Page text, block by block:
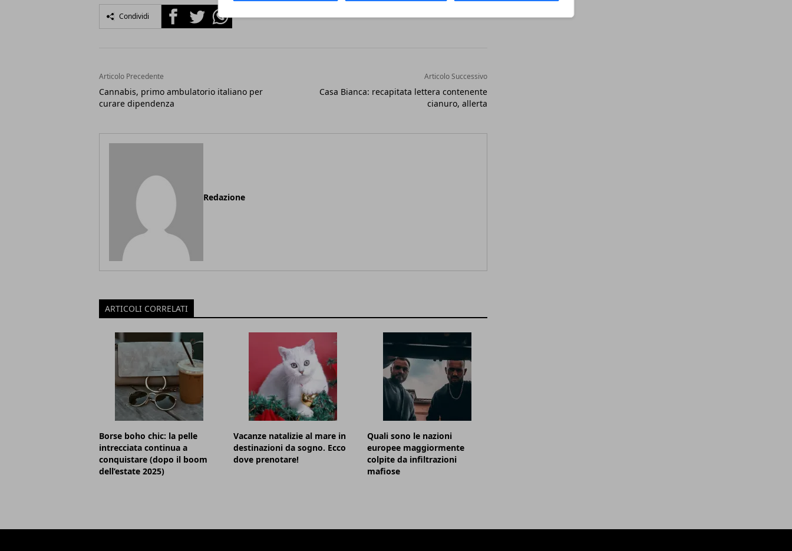
Condividi FacebookTwitterWhatsapp
Articolo Precedente
Cannabis, primo ambulatorio italiano per
curare dipendenza
Articolo Successivo
Casa Bianca: recapitata lettera contenente
cianuro, allerta
Redazione
ARTICOLI CORRELATI
Borse boho chic: la pelle
intrecciata continua a
conquistare (dopo il boom
dell’estate 2025)
Vacanze natalizie al mare in
destinazioni da sogno. Ecco
dove prenotare!
Quali sono le nazioni
europee maggiormente
colpite da infiltrazioni
mafiose